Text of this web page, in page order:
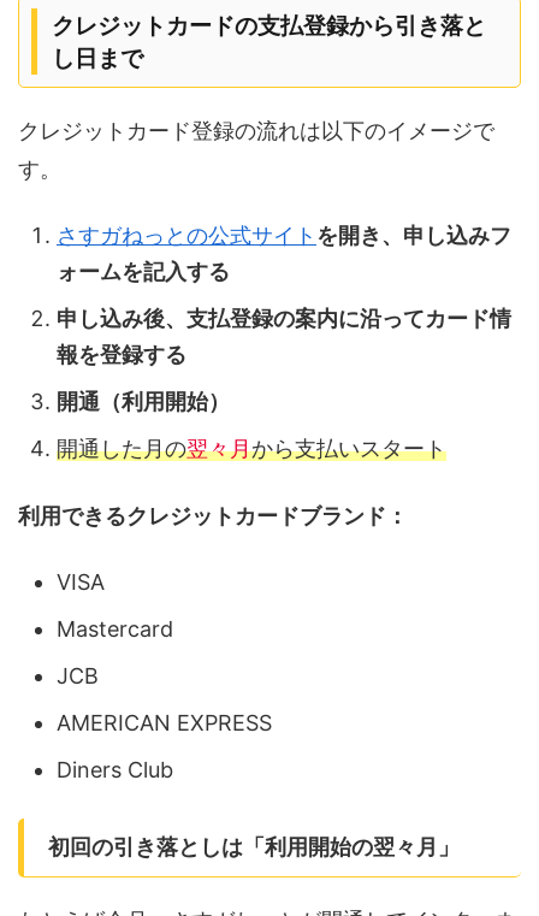
クレジットカードの支払登録から引き落と
し日まで
クレジットカード登録の流れは以下のイメージで
す。
さすガねっとの公式サイト を開き、申し込みフ
ォームを記入する
申し込み後、支払登録の案内に沿ってカード情
報を登録する
開通（利用開始）
開通した月の翌々月から支払いスタート
利用できるクレジットカードブランド：
VISA
Mastercard
JCB
AMERICAN EXPRESS
Diners Club
初回の引き落としは「利用開始の翌々月」